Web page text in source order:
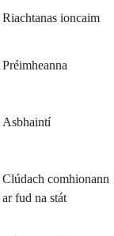
Riachtanas ioncaim
Préimheanna
Asbhaintí
Clúdach comhionann
ar fud na stát